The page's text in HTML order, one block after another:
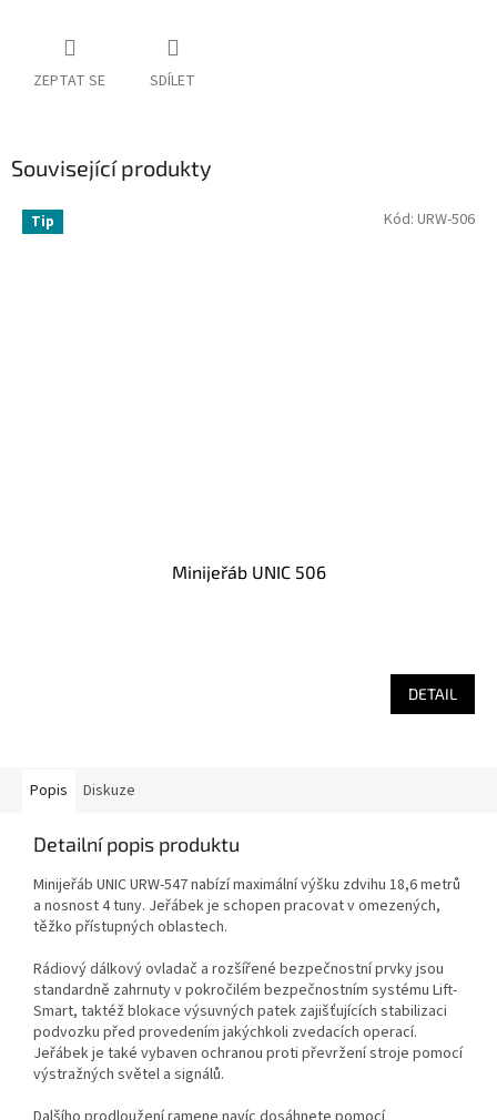
ZEPTAT SE SDÍLET
Související produkty
Tip
Minijeřáb UNIC 506
DETAIL
Kód: URW-506
Popis Diskuze
Detailní popis produktu
Minijeřáb UNIC URW-547 nabízí maximální výšku zdvihu 18,6 metrů
a nosnost 4 tuny. Jeřábek je schopen pracovat v omezených,
těžko přístupných oblastech.
Rádiový dálkový ovladač a rozšířené bezpečnostní prvky jsou
standardně zahrnuty v pokročilém bezpečnostním systému Lift-
Smart, taktéž blokace výsuvných patek zajišťujících stabilizaci
podvozku před provedením jakýchkoli zvedacích operací.
Jeřábek je také vybaven ochranou proti převržení stroje pomocí
výstražných světel a signálů.